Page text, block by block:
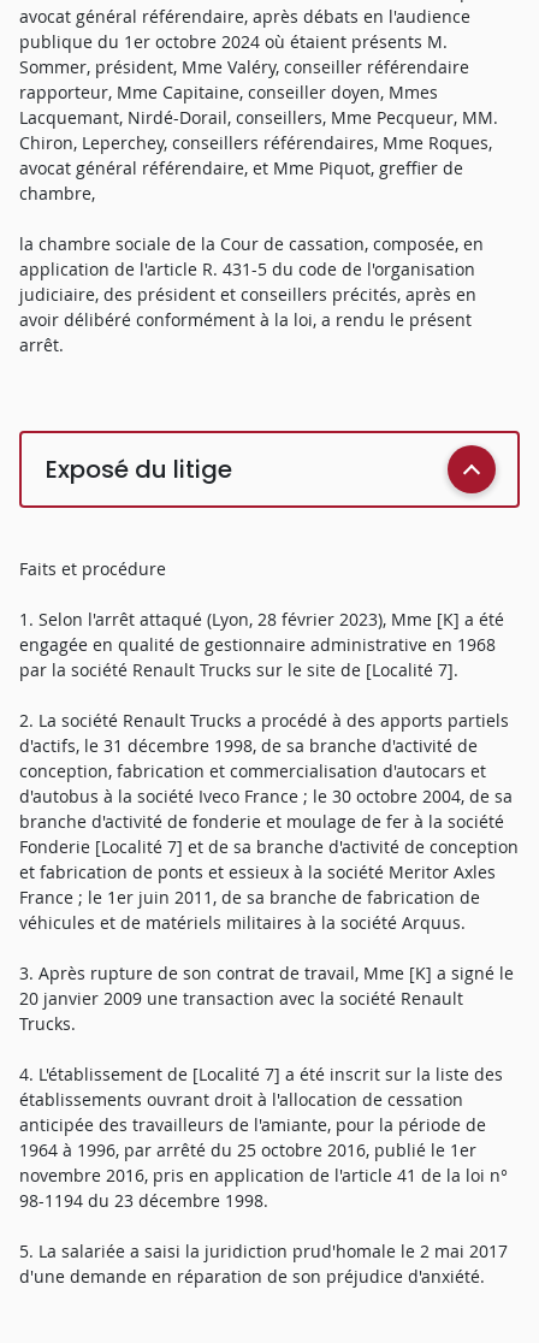
avocat général référendaire, après débats en l'audience
publique du 1er octobre 2024 où étaient présents M.
Sommer, président, Mme Valéry, conseiller référendaire
rapporteur, Mme Capitaine, conseiller doyen, Mmes
Lacquemant, Nirdé-Dorail, conseillers, Mme Pecqueur, MM.
Chiron, Leperchey, conseillers référendaires, Mme Roques,
avocat général référendaire, et Mme Piquot, greffier de
chambre,
la chambre sociale de la Cour de cassation, composée, en
application de l'article R. 431-5 du code de l'organisation
judiciaire, des président et conseillers précités, après en
avoir délibéré conformément à la loi, a rendu le présent
arrêt.
Exposé du litige
Faits et procédure
1. Selon l'arrêt attaqué (Lyon, 28 février 2023), Mme [K] a été
engagée en qualité de gestionnaire administrative en 1968
par la société Renault Trucks sur le site de [Localité 7].
2. La société Renault Trucks a procédé à des apports partiels
d'actifs, le 31 décembre 1998, de sa branche d'activité de
conception, fabrication et commercialisation d'autocars et
d'autobus à la société Iveco France ; le 30 octobre 2004, de sa
branche d'activité de fonderie et moulage de fer à la société
Fonderie [Localité 7] et de sa branche d'activité de conception
et fabrication de ponts et essieux à la société Meritor Axles
France ; le 1er juin 2011, de sa branche de fabrication de
véhicules et de matériels militaires à la société Arquus.
3. Après rupture de son contrat de travail, Mme [K] a signé le
20 janvier 2009 une transaction avec la société Renault
Trucks.
4. L'établissement de [Localité 7] a été inscrit sur la liste des
établissements ouvrant droit à l'allocation de cessation
anticipée des travailleurs de l'amiante, pour la période de
1964 à 1996, par arrêté du 25 octobre 2016, publié le 1er
novembre 2016, pris en application de l'article 41 de la loi n°
98-1194 du 23 décembre 1998.
5. La salariée a saisi la juridiction prud'homale le 2 mai 2017
d'une demande en réparation de son préjudice d'anxiété.